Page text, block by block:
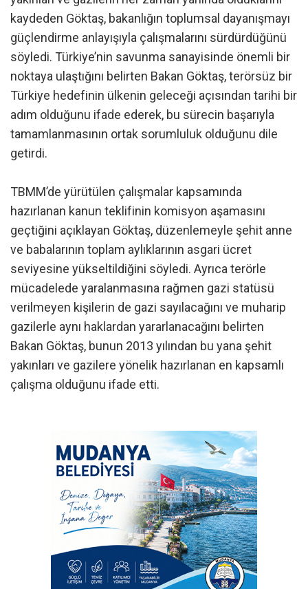
kaydeden Göktaş, bakanlığın toplumsal dayanışmayı
güçlendirme anlayışıyla çalışmalarını sürdürdüğünü
söyledi. Türkiye’nin savunma sanayisinde önemli bir
noktaya ulaştığını belirten Bakan Göktaş, terörsüz bir
Türkiye hedefinin ülkenin geleceği açısından tarihi bir
adım olduğunu ifade ederek, bu sürecin başarıyla
tamamlanmasının ortak sorumluluk olduğunu dile
getirdi.
TBMM’de yürütülen çalışmalar kapsamında
hazırlanan kanun teklifinin komisyon aşamasını
geçtiğini açıklayan Göktaş, düzenlemeyle şehit anne
ve babalarının toplam aylıklarının asgari ücret
seviyesine yükseltildiğini söyledi. Ayrıca terörle
mücadelede yaralanmasına rağmen gazi statüsü
verilmeyen kişilerin de gazi sayılacağını ve muharip
gazilerle aynı haklardan yararlanacağını belirten
Bakan Göktaş, bunun 2013 yılından bu yana şehit
yakınları ve gazilere yönelik hazırlanan en kapsamlı
çalışma olduğunu ifade etti.